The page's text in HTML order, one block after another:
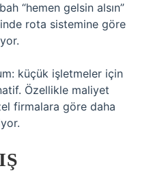
“hemen gelsin alsın”
rota sistemine göre
küçük işletmeler için
Özellikle maliyet
firmalara göre daha